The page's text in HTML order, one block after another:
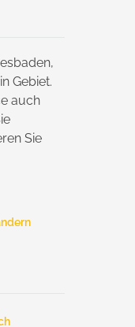
Gebiet.
auch
Sie